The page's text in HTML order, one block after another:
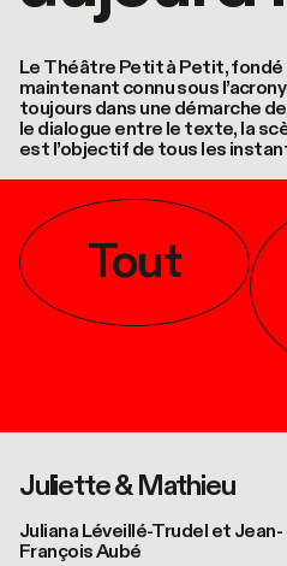
Le Théâtre Petit à Petit, fondé
maintenant connu sous
toujours dans une démarche
le dialogue entre le texte, la
est l’objectif de tous les
Tout
Juliette & Mathieu
Juliana Léveillé-Trudel et Jean-
François Aubé